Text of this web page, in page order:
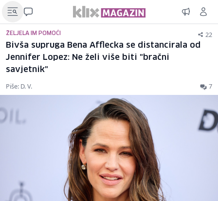
ŽELJELA IM POMOĆI 22
Bivša supruga Bena Afflecka se distancirala od
Jennifer Lopez: Ne želi više biti "bračni
savjetnik"
Piše: D. V. 7